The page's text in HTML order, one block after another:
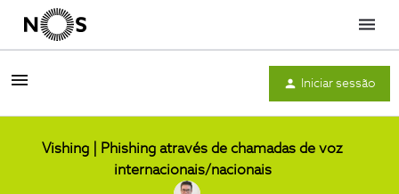
Menu
Iniciar sessão
Vishing | Phishing através de chamadas de voz
internacionais/nacionais